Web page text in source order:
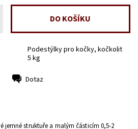
Podestýlky pro kočky, kočkolit
5 kg
Dotaz
jemné struktuře a malým částicím 0,5-2